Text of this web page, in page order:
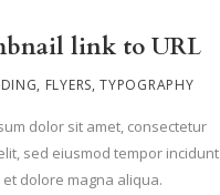
link to URL
, FLYERS, TYPOGRAPHY
dolor sit amet, consectetur
sed eiusmod tempor incidunt
dolore magna aliqua.